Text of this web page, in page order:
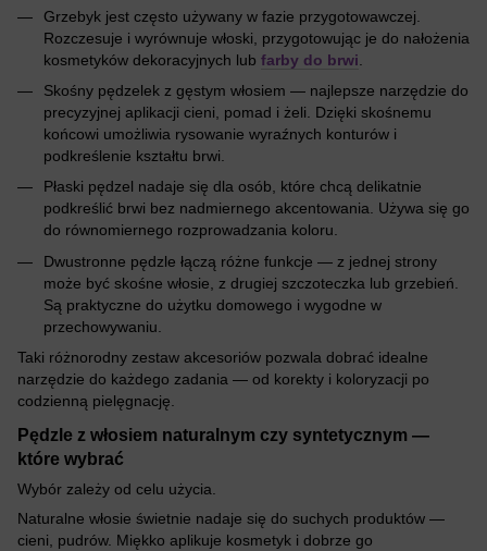
Grzebyk jest często używany w fazie przygotowawczej.
Rozczesuje i wyrównuje włoski, przygotowując je do nałożenia
kosmetyków dekoracyjnych lub farby do brwi
Skośny pędzelek z gęstym włosiem — najlepsze narzędzie do
precyzyjnej aplikacji cieni, pomad i żeli. Dzięki skośnemu
końcowi umożliwia rysowanie wyraźnych konturów i
podkreślenie kształtu brwi.
Płaski pędzel nadaje się dla osób, które chcą delikatnie
podkreślić brwi bez nadmiernego akcentowania. Używa się go
do równomiernego rozprowadzania koloru.
Dwustronne pędzle łączą różne funkcje — z jednej strony
może być skośne włosie, z drugiej szczoteczka lub grzebień.
Są praktyczne do użytku domowego i wygodne w
przechowywaniu.
Taki różnorodny zestaw akcesoriów pozwala dobrać idealne
narzędzie do każdego zadania — od korekty i koloryzacji po
codzienną pielęgnację.
Pędzle z włosiem naturalnym czy syntetycznym —
które wybrać
Wybór zależy od celu użycia.
Naturalne włosie świetnie nadaje się do suchych produktów —
cieni, pudrów. Miękko aplikuje kosmetyk i dobrze go